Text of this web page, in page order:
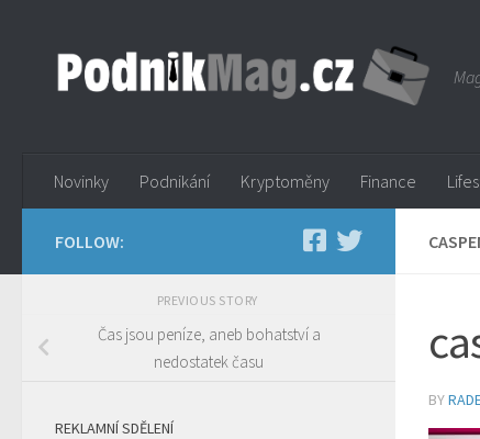
Novinky Podnikání Kryptoměny Finance
BY
FOLLOW:
PREVIOUS STORY
Čas jsou peníze, aneb bohatství a
nedostatek času
REKLAMNÍ SDĚLENÍ